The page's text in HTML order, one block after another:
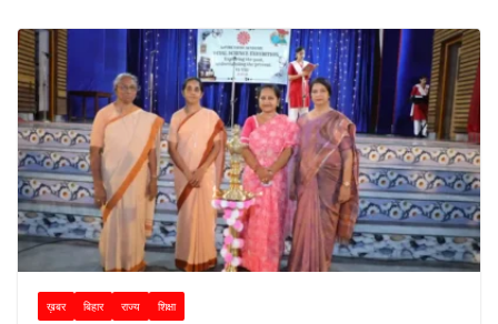
ख़बर बिहार राज्य शिक्षा